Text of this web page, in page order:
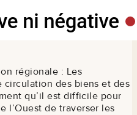
régionale : Les
circulation des biens et des
qu’il est difficile pour
l’Ouest de traverser les